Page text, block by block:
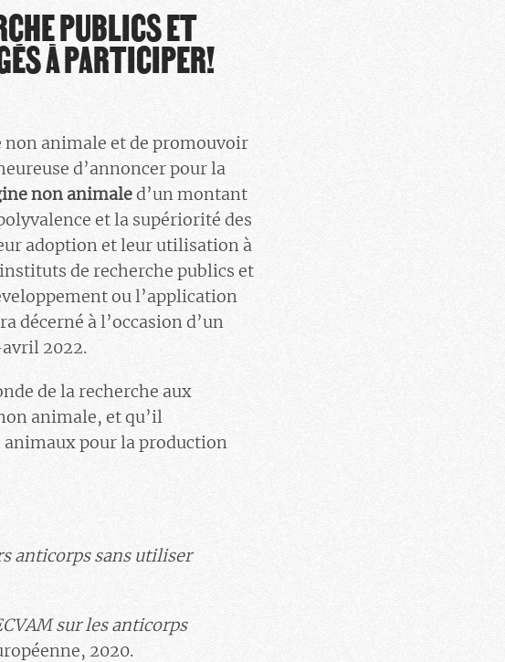
PUBLICS ET
À PARTICIPER!
non animale et de promouvoir
d’annoncer pour la
non animaled’un montant
et la supériorité des
adoption et leur utilisation à
de recherche publics et
ou l’application
décerné à l’occasion d’un
2022.
de la recherche aux
animale, et qu’il
animaux pour la production
anticorps sans utiliser
sur les anticorps
2020.